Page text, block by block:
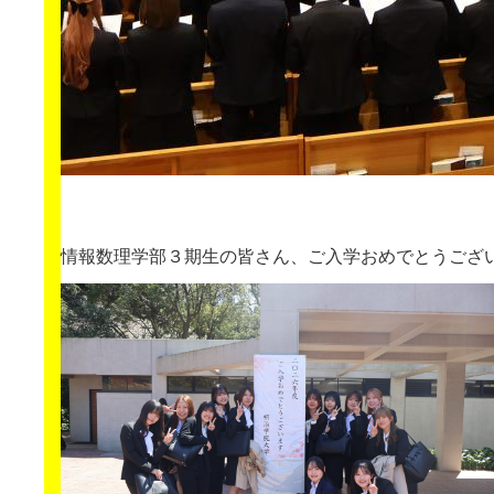
情報数理学部３期生の皆さん、ご入学おめでとうござ